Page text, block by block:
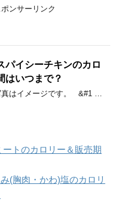
ンサーリンク
パイシーチキンのカロ
はいつまで？
真はイメージです。 &#1 …
トのカロリー＆販売期
(胸肉・かわ)塩のカロリ